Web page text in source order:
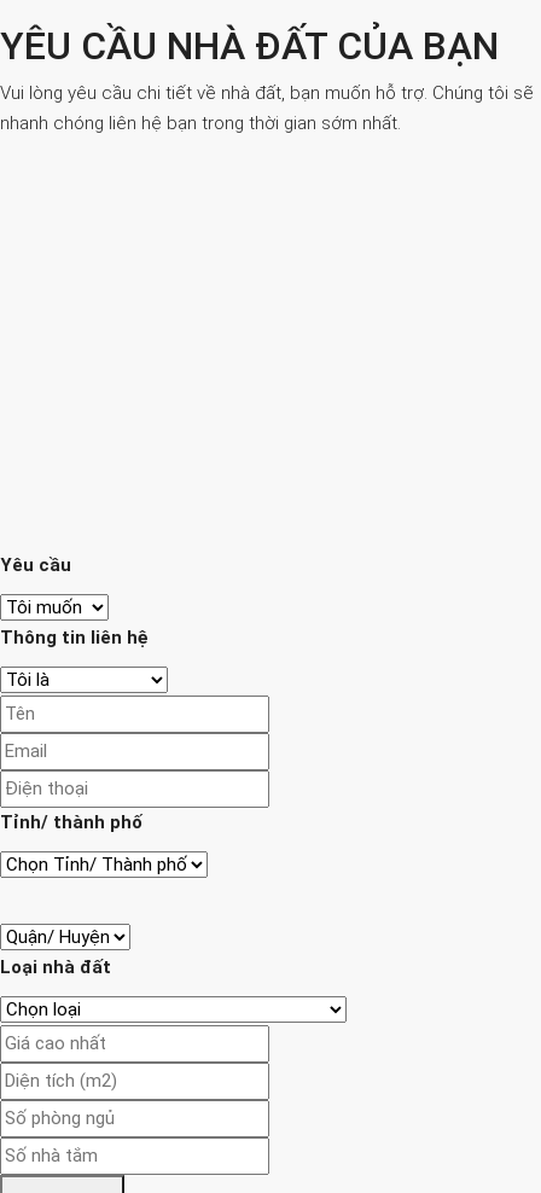
YÊU CẦU NHÀ ĐẤT CỦA BẠN
Vui lòng yêu cầu chi tiết về nhà đất, bạn muốn hỗ trợ. Chúng tôi sẽ
nhanh chóng liên hệ bạn trong thời gian sớm nhất.
Yêu cầu
Thông tin liên hệ
Tỉnh/ thành phố
Loại nhà đất